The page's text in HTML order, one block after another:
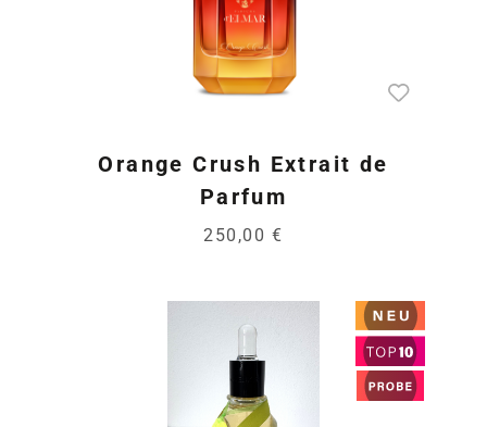
Orange Crush Extrait de
Parfum
250,00 €